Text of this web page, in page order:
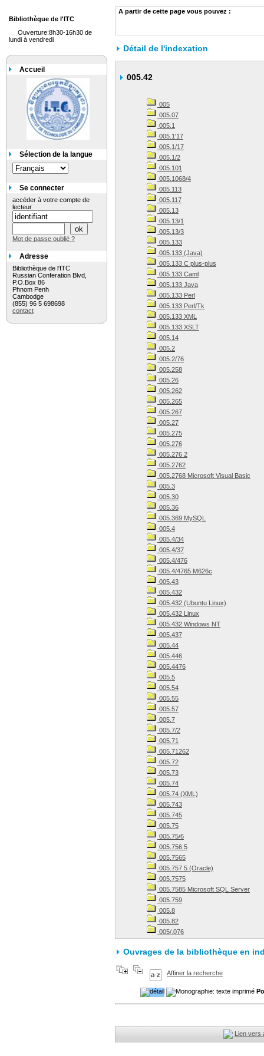
A partir de cette page vous pouvez :
Détail de l'indexation
005.42
005
005.07
005.1
005.1'17
005.1/17
005.1/2
005.101
005.1068/4
005.113
005.117
005.13
005.13/1
005.13/3
005.133
005.133 (Java)
005.133 C plus-plus
005.133 Caml
005.133 Java
005.133 Perl
005.133 Perl/Tk
005.133 XML
005.133 XSLT
005.14
005.2
005.2/76
005.258
005.26
005.262
005.265
005.267
005.27
005.275
005.276
005.276 2
005.2762
005.2768 Microsoft Visual Basic
005.3
005.30
005.36
005.369 MySQL
005.4
005.4/34
005.4/37
005.4/476
005.4/4765 M626c
005.43
005.432
005.432 (Ubuntu Linux)
005.432 Linux
005.432 Windows NT
005.437
005.44
005.446
005.4476
005.5
005.54
005.55
005.57
005.7
005.7/2
005.71
005.71262
005.72
005.73
005.74
005.74 (XML)
005.743
005.745
005.75
005.75/6
005.756 5
005.7565
005.757 5 (Oracle)
005.7575
005.7585 Microsoft SQL Server
005.759
005.8
005.82
005/.076
Ouvrages de la bibliothèque en
Affiner la recherche
Lien vers
Bibliothèque de l'ITC
Ouverture:8h30-16h30 de
lundi à vendredi
Accueil
Sélection de la langue
Se connecter
accéder à votre compte de
lecteur
Mot de passe oublié ?
Adresse
Bibliothèque de l'ITC
Russian Conferation Blvd,
P.O.Box 86
Phnom Penh
Cambodge
(855) 96 5 698698
contact